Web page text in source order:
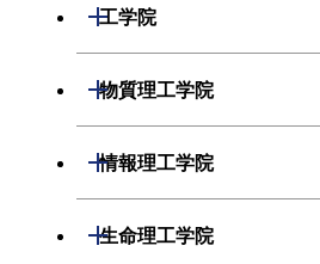
物理学コ
化学系
開閉
専門科目
工学院
開閉
機械系
開閉
エネルギ
システム
電気電子系
開閉
物質理工学院
開閉
材料系
開閉
情報理工学院
開閉
数理・計算科学系
開閉
生命理工学院
開閉